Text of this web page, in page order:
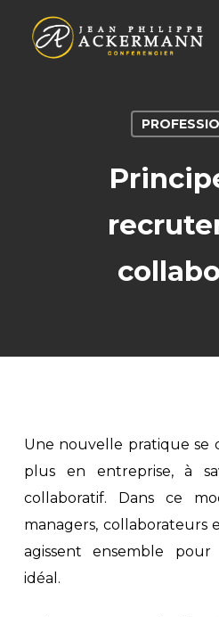
Une nouvelle pratique se
plus en entreprise, à
collaboratif. Dans ce
managers,
agissent ensemble
idéal.